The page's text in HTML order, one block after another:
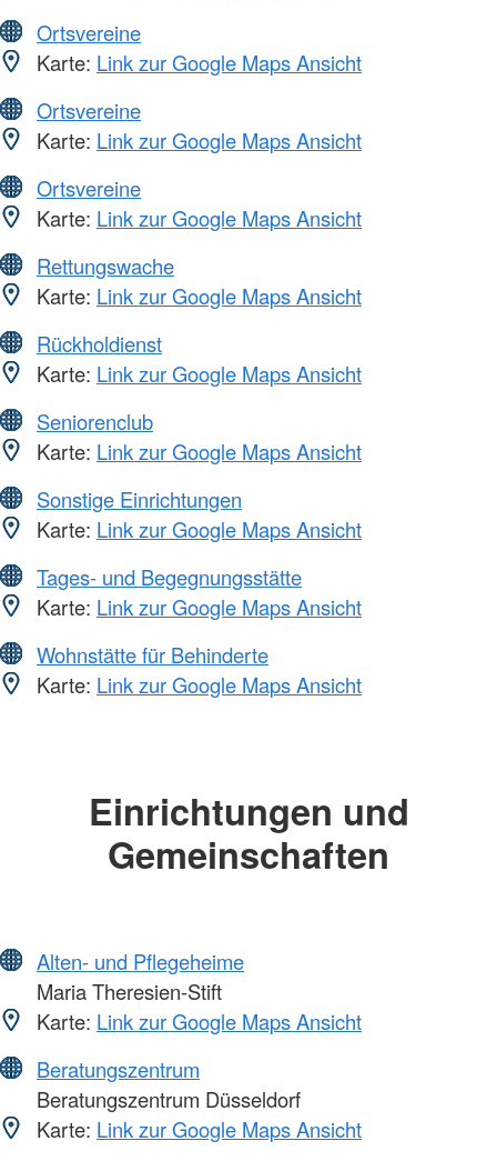
Ortsvereine
Karte: Link zur Google Maps Ansicht
Ortsvereine
Karte: Link zur Google Maps Ansicht
Ortsvereine
Karte: Link zur Google Maps Ansicht
Rettungswache
Karte: Link zur Google Maps Ansicht
Rückholdienst
Karte: Link zur Google Maps Ansicht
Seniorenclub
Karte: Link zur Google Maps Ansicht
Sonstige Einrichtungen
Karte: Link zur Google Maps Ansicht
Tages- und Begegnungsstätte
Karte: Link zur Google Maps Ansicht
Wohnstätte für Behinderte
Karte: Link zur Google Maps Ansicht
Einrichtungen und
Gemeinschaften
Alten- und Pflegeheime
Maria Theresien-Stift
Karte: Link zur Google Maps Ansicht
Beratungszentrum
Beratungszentrum Düsseldorf
Karte: Link zur Google Maps Ansicht